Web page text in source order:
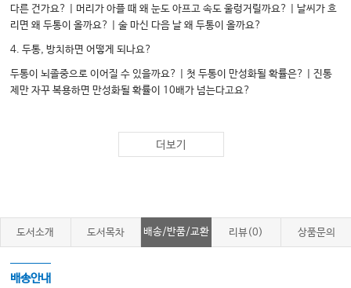
다른 건가요? | 머리가 아플 때 왜 눈도 아프고 속도 울렁거릴까요? | 날씨가 흐
리면 왜 두통이 올까요? | 술 마신 다음 날 왜 두통이 올까요?
4. 두통, 방치하면 어떻게 되나요?
두통이 뇌졸중으로 이어질 수 있을까요? | 첫 두통이 만성화될 확률은? | 진통
제만 자꾸 복용하면 만성화될 확률이 10배가 넘는다고요?
2. 정말 무서운 두통, 만성 긴장형 두통
만성 긴장형 두통을 가진 두통 씨의 하루 | 만성 긴장형 두통엔 약이 없다? | 만
성 긴장형 두통은 어떻게 생기나요? | 연결된 몸과 마음: 긴장형 두통과 우울증 |
더보기
도서소개 도서목차 배송/반품/교환 리뷰(0) 상품문의
배송안내